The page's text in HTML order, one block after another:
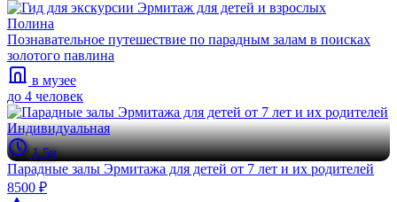
Полина
Познавательное путешествие по парадным залам в поисках
золотого павлина
в музее
до 4 человек
Индивидуальная
1.5ч
Парадные залы Эрмитажа для детей от 7 лет и их родителей
8500 ₽